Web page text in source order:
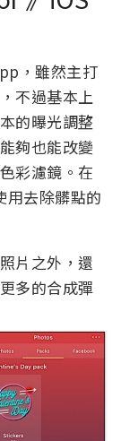
，雖然主打
不過基本上
的曝光調整
夠也能改變
彩濾鏡。在
去除髒點的
片之外，還
多的合成彈